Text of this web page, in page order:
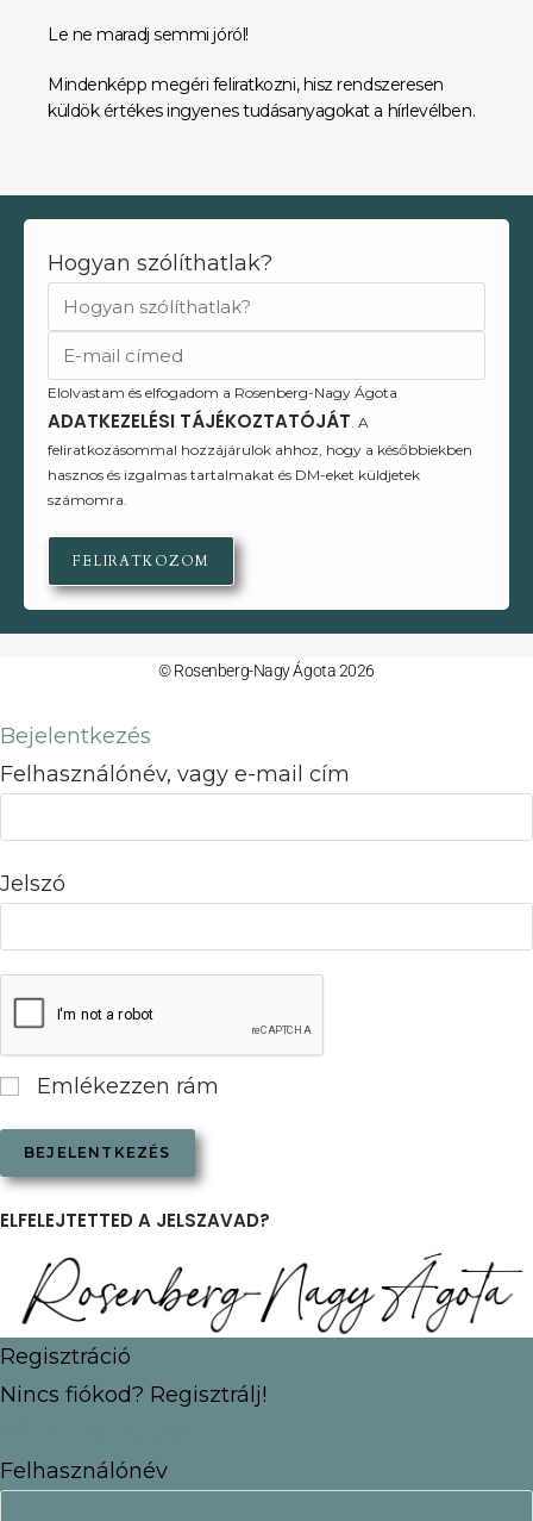
Le ne maradj semmi jóról!
Mindenképp megéri feliratkozni, hisz rendszeresen
küldök értékes ingyenes tudásanyagokat a hírlevélben.
Hogyan szólíthatlak?
Elolvastam és elfogadom a Rosenberg-Nagy Ágota
ADATKEZELÉSI TÁJÉKOZTATÓJÁT . A
feliratkozásommal hozzájárulok ahhoz, hogy a későbbiekben
hasznos és izgalmas tartalmakat és DM-eket küldjetek
számomra.
FELIRATKOZOM
© Rosenberg-Nagy Ágota 2026
Bejelentkezés
Felhasználónév, vagy e-mail cím
Jelszó
Emlékezzen rám
ELFELEJTETTED A JELSZAVAD?
Regisztráció
Nincs fiókod? Regisztrálj!
Felhasználónév